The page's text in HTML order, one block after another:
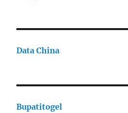
Data China
Bupatitogel